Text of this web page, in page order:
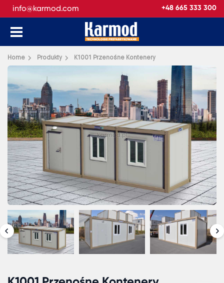
info@karmod.com +48 665 333 300
Home Produkty K1001 Przenośne Kontenery